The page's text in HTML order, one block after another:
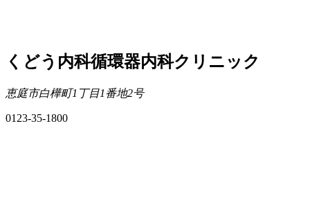
くどう内科循環器内科クリニック
恵庭市白樺町1丁目1番地2号
0123-35-1800